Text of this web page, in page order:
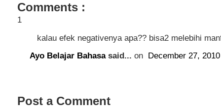
Comments :
1
kalau efek negativenya apa?? bisa2 melebihi
Ayo Belajar Bahasasaid... on December 27,
Post a Comment